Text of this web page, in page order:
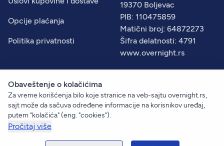
Opcije plaćanja
Politika privatnosti
19370 Boljevac
PIB: 110475859
Matični broj: 64872273
Šifra delatnosti: 4791
www.overnight.rs
© 2026Overnight. Sva prava zadržana.
Created by:Dejan Vukelić
Obaveštenje o kolačićima
Za vreme korišćenja bilo koje stranice na veb-sajtu overnight.rs,
sajt može da sačuva određene informacije na korisnikov uređaj,
putem "kolačića" (eng. "cookies").
Pročitaj više